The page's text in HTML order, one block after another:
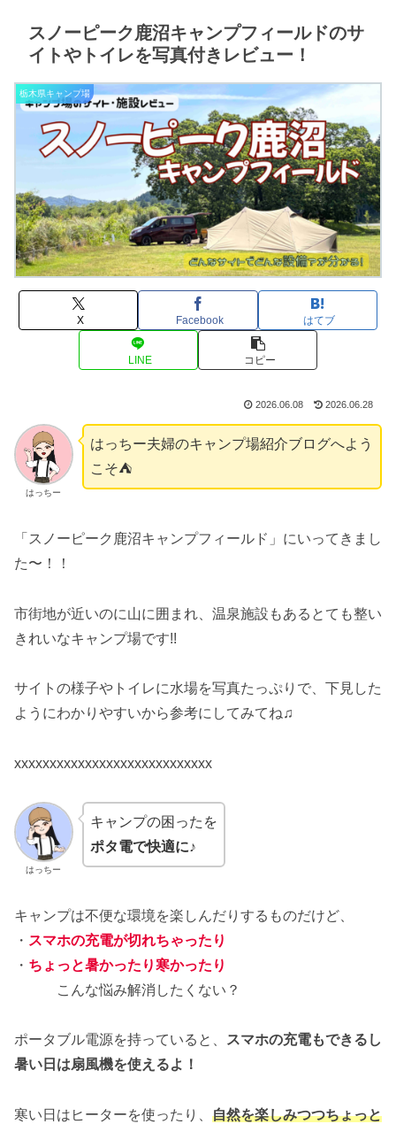
スノーピーク鹿沼キャンプフィールドのサ
イトやトイレを写真付きレビュー！
栃木県キャンプ場
X Facebook はてブ
LINE コピー
2026.06.08 2026.06.28
はっちー
はっちー夫婦のキャンプ場紹介ブログへよう
こそ⛺️
「スノーピーク鹿沼キャンプフィールド」にいってきまし
た〜！！
市街地が近いのに山に囲まれ、温泉施設もあるとても整い
きれいなキャンプ場です!!
サイトの様子やトイレに水場を写真たっぷりで、下見した
ようにわかりやすいから参考にしてみてね♫
xxxxxxxxxxxxxxxxxxxxxxxxxxxx
はっちー
キャンプの困ったを
ポタ電で快適に♪
キャンプは不便な環境を楽しんだりするものだけど、
・ スマホの充電が切れちゃったり
・ ちょっと暑かったり寒かったり
こんな悩み解消したくない？
ポータブル電源を持っていると、
スマホの充電もできるし
暑い日は扇風機を使えるよ！
寒い日はヒーターを使ったり、 自然を楽しみつつちょっと